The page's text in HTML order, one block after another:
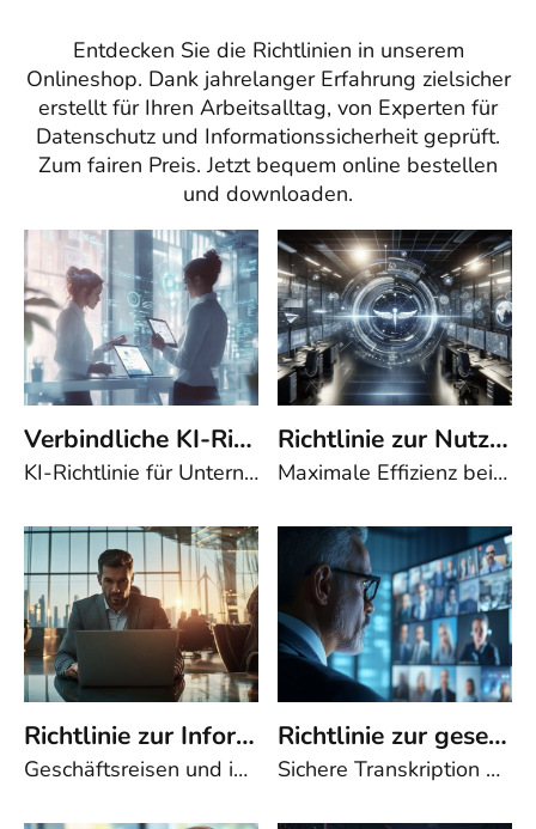
Entdecken Sie die Richtlinien in unserem
Onlineshop. Dank jahrelanger Erfahrung zielsicher
erstellt für Ihren Arbeitsalltag, von Experten für
Datenschutz und Informationssicherheit geprüft.
Zum fairen Preis. Jetzt bequem online bestellen
und downloaden.
Verbindliche KI-Richtlinie gemäß KI-Verordnung (2025) | 00053
KI-Richtlinie für Unternehmen: Sicherheit, Compliance und Effizienz bei der Nutzung künstlicher IntelligenzKünstliche Intelligenz (KI) verändert Geschäftsprozesse grundlegend – von der Datenanalyse über automatisierte Entscheidungen bis hin zur Unterstützung im Kundenservice. Doch mit den Chancen kommen auch rechtliche, sicherheitstechnische und ethische Herausforderungen. Unsere KI-Richtlinie hilft Unternehmen, den Einsatz von KI systematisch zu steuern, Risiken zu minimieren und die Anforderungen aus KI-Verordnung, DSGVO, NIS2 und ISO 27001:2022 zu erfüllen. KI-Richtlinie in zwei Fassungen: Langfassung, Kurzfassung 🔹 Kompakte Richtlinie – Die Kurzfassung ist prägnant und auf das Wesentliche konzentriert. Perfekt für Unternehmen, die klare Vorgaben ohne umfangreiche Details benötigen. 🔹 Ausführliche Richtlinie – Die Langfassung enthält detaillierte Vorgaben mit umfangreichen Erläuterungen, Praxisbeispielen und konkreten Maßnahmen. Ideal für Unternehmen, die umfassend und möglichst rechtssicher regeln wollen. Sie erhalten beide Versionen in einem Download und wählen die für Ihr Unternehmen passende.🔹 KI-Risikostufen mit Praxisbeispielen – Außerdem enthalten: Anlage 1: KI-Risikostufen mit Praxisbeispielen. Diese Anlage erläutert die KI-Risikostufen gemäß der KI-Verordnung (AI Act) und enthält praxisnahe Beispiele sowie empfohlene Maßnahmen. Sie dient als Leitfaden zur Einstufung von KI-Systemen und unterstützt eine sichere, regelkonforme Nutzung. Inhalt der KI-Richtlinie ✔ Geltungsbereich & Begriffsdefinitionen – Klare Regeln für alle Beteiligten ✔ Planung und Risikobewertung – Einstufung nach der KI-Verordnung: Hochrisiko, begrenzt riskant oder minimales Risiko ✔ Sicherheitsmaßnahmen – Schutz vor Datenverlust, Manipulation und Fehlentscheidungen ✔ Betrieb & Verantwortung – Festlegung von Zuständigkeiten für Nutzung, Wartung und Compliance ✔ Überprüfung & Auditierung – Interne und externe Audits zur Sicherstellung der Regelkonformität ✔ Management von Sicherheitsvorfällen – Prozesse zur schnellen Reaktion und Business Continuity ✔ Besondere Anforderungen für Microsoft Copilot – Datenschutzkonforme Nutzung von KI in Microsoft-Anwendungen ✔ Schulungen & Sensibilisierung – Verpflichtende Weiterbildungen für Mitarbeitende Warum diese Richtlinie unverzichtbar ist Rechtssicherheit: Die KI-Richtlinie erfüllt regulatorische Vorgaben und reduziert Haftungsrisiken. Datenschutz & Sicherheit: Die KI-Richtlinie schafft klare Regeln für den Schutz sensibler Informationen. Effiziente KI-Nutzung: Die KI-Richtlinie unterstützt definierte Prozesse zur sicheren und effektiven Integration von KI. Vermeidung von Compliance-Verstößen: Die KI-Richtlinie ist die ideale Grundlage für Auditierung, Monitoring und Schulungen. Format: Word-Dokument (.docx)Umfang: ca. 29 Seiten (Langfassung), ca. 4 Seiten (Kurzfassung), ca. 2 Seiten (Anlage)
Richtlinie zur Nutzung von Microsoft Copilot in Microsoft 365 (2025) | 00026
Maximale Effizienz bei höchster Sicherheit – Ihre Grundlage für den datenschutzkonformen Einsatz von Microsoft CopilotDie Richtlinie zur Nutzung von Microsoft Copilot in Microsoft 365 bietet Unternehmen eine klare und strukturierte Grundlage, um die Vorteile dieser leistungsstarken KI-Technologie optimal und sicher zu nutzen. Ob für die Enterprise-Version oder Version 3.5: Diese Richtlinie gewährleistet, dass Ihre Mitarbeitenden effizient mit Copilot arbeiten, ohne dabei die Einhaltung gesetzlicher Datenschutzvorgaben wie DSGVO und DIN ISO 9001 zu gefährden.Warum diese Richtlinie unverzichtbar ist:Die Richtlinie deckt zentrale Aspekte der sicheren Copilot-Nutzung ab und minimiert Risiken durch klare Vorgaben und Regelungen. Besonders bei der Version 3.5, bei der verarbeitete Daten ins KI-Training einfließen, stellt die Richtlinie sicher, dass sensible Informationen wie Kunden-, Mitarbeiter- oder Gesundheitsdaten geschützt bleiben. Mit strengen Nutzungsrichtlinien, Zugangskontrollen und Compliance-Vorgaben schützt sie Unternehmen vor rechtlichen und finanziellen Konsequenzen.Ihre Vorteile auf einen Blick:Effizienzsteigerung: Copilot beschleunigt Routineaufgaben und komplexe Prozesse, spart Zeit und senkt operative Kosten.Fehlervermeidung: Kontextbezogene Vorschläge und Kontrollhinweise unterstützen die Mitarbeitenden und sorgen für hohe Qualität.Datenschutzkonformität: Klare Vorgaben zur Nutzung und technische Überprüfungen sichern den rechtskonformen Einsatz.Kreativität fördern: Mitarbeitende können sich auf kreative und strategische Aufgaben konzentrieren, während Copilot Routineaufgaben übernimmt.Kundensicherheit: Durch transparente Richtlinien und sicheren Datenumgang stärken Unternehmen das Vertrauen von Kunden und Partnern.Zentrale Inhalte der Richtlinie:Die Richtlinie beschreibt detailliert:Nutzungsvorgaben für Microsoft Copilot in Word, Excel, PowerPoint und Outlook.Schutzmaßnahmen wie Data Loss Prevention (DLP)-Richtlinien, Zugriffskontrollen und Conditional Access Policies.Regelungen zu Mitarbeiterschulungen und technischen Überprüfungen, um ein hohes Sicherheitsniveau zu gewährleisten.Arbeiten Sie sicher und innovativ:Mit dieser Richtlinie profitieren Sie von der Innovationskraft der KI, während Sie rechtliche und betriebliche Risiken unter Kontrolle halten. Laden Sie die Richtlinie jetzt herunter und starten Sie den sicheren und effizienten Einsatz von Microsoft Copilot in Ihrem Unternehmen. Optional bieten wir Ihnen professionelle Beratung an, um die Richtlinie individuell auf die Anforderungen Ihres Unternehmens abzustimmen.Format: Word-Dokument (.docx)Umfang: ca. 3,5 Seiten
Richtlinie zur Informationssicherheit auf Auslandsreisen (2025) | 00043
Geschäftsreisen und ihre Risiken für die IT-SicherheitGeschäftsreisen sind für viele Unternehmen essenziell – doch sie bergen erhebliche Risiken für die Informationssicherheit. Ohne klare Vorgaben drohen unbemerkte Gefahren, die für Unternehmen gravierende Folgen haben können:Verlust oder Diebstahl von Geräten – Ein Laptop oder Smartphone ist schnell entwendet oder geht verloren. Ohne angemessene Schutzmaßnahmen kann dies zu Datenverlust oder Industriespionage führen.Angriffe über öffentliche Netzwerke – Unsichere WLANs in Hotels, Flughäfen oder Cafés sind ein beliebtes Ziel für Cyberkriminelle, die Passwörter und vertrauliche Daten abfangen.Phishing und Social Engineering – In fremden Umgebungen sind Mitarbeitende anfälliger für betrügerische E-Mails, manipulierte Hotelnetzwerke oder gezielte Gespräche zur Informationsgewinnung.Spionage durch KI-gestützte Angriffe – Moderne Technologien ermöglichen es, Gespräche unbemerkt aufzuzeichnen oder täuschend echte Identitätsfälschungen zu erstellen.Manipulation von Geräten – Laptops und Smartphones können während eines Aufenthalts im Ausland unbemerkt kompromittiert werden, um später Schaden im Unternehmensnetzwerk anzurichten.Diese Risiken betreffen Unternehmen jeder Branche und Größe – und oft wird erst im Nachhinein erkannt, wie vermeidbar sie gewesen wären.Die Lösung: Eine eindeutige Richtlinie, die schütztUnsere Richtlinie zur Informationssicherheit auf Auslandsreisen bietet genau die Schutzmaßnahmen, die Unternehmen und Mitarbeitende brauchen:Vor der Reise: Klare Genehmigungsprozesse, verpflichtende Sicherheitsbriefings, technische Absicherung von Geräten und Netzwerken.Während der Reise: Verhaltensregeln für sichere WLAN-Nutzung, physischer Geräteschutz, Maßnahmen zur Prävention von Social-Engineering-Angriffen.Nach der Reise: IT-Prüfung der Geräte, Passwortänderungen, Meldung und Dokumentation von Sicherheitsvorfällen.Die Umsetzung dieser Richtlinie reduziert und verhindert gezielt die oben genannten Bedrohungen und sorgt für ein Sicherheitsniveau, das Geschäftsreisen kalkulierbar macht.Orientierung für alle, die es richtig machen wollenViele Mitarbeitende wollen Sicherheitsvorgaben einhalten, brauchen aber klare, verständliche Regeln. Diese Richtlinie gibt ihnen genau das – eine verlässliche Orientierung, an der sie sich jederzeit orientieren können.Für die Geschäftsleitung bedeutet die Einführung dieser Richtlinie, dass alles Erforderliche getan wurde, um Risiken zu minimieren. Sollte dennoch ein Vorfall eintreten, kann belegt werden, dass alle relevanten Maßnahmen getroffen wurden. Damit schafft das Unternehmen nicht nur Sicherheit, sondern auch Rechtssicherheit.Ein starkes Unternehmen erkennt Verantwortung – und kann stolz darauf seinEine solide Sicherheitsrichtlinie ist nicht nur eine Notwendigkeit, sondern ein Zeichen von Professionalität und Verantwortungsbewusstsein. Unternehmen, die klare Regelungen implementieren und umsetzen, können darauf stolz sein:Mitarbeitende fühlen sich sicherer, weil sie genau wissen, was zu tun ist.Die Geschäftsleitung übernimmt Verantwortung, indem sie präventiv schützt und Vorgaben schafft.Das Unternehmen stärkt seine Reputation, indem es professionelles Risikomanagement zeigt.Schnell anpassbar und günstig verfügbarDiese Richtlinie ist bewusst so formuliert, dass sie schnell und einfach an die individuellen Gegebenheiten eines Unternehmens angepasst werden kann. Sie enthält alle relevanten Vorgaben, ist klar strukturiert und spart Zeit und Ressourcen.Jetzt erwerben und Ihr Unternehmen sicherer machen!Sichern Sie Ihr Unternehmen ab – laden Sie die Richtlinie jetzt herunter und minimieren Sie Risiken!Format: Word-Dokument (.docx)Umfang: ca. 4 Seiten
Richtlinie zur gesetzeskonformen Nutzung der Transkriptionsfunktion in Microsoft Teams (2025) | 00057
Sichere Transkription bei maximaler Compliance – Datenschutzkonforme Nutzung der automatischen VerschriftlichungDie Transkriptionsfunktion in Microsoft Teams erleichtert die Protokollierung von Besprechungen, erhöht die Barrierefreiheit und unterstützt die Dokumentation von Geschäftsprozessen. Doch die automatische Umwandlung von Sprache in Text birgt erhebliche Risiken in Bezug auf Datenschutz, Informationssicherheit und Compliance. Diese Richtlinie stellt sicher, dass Ihr Unternehmen die Funktion rechtssicher, organisatorisch geregelt und technisch abgesichert nutzen kann – ohne Verstöße gegen DSGVO, AI Act, NIS2 oder ISO/IEC 27001. Warum diese Richtlinie unverzichtbar ist Die Nutzung von Transkriptionsfunktionen kann schnell zu Datenschutzverletzungen und rechtlichen Konsequenzen führen. Unternehmen benötigen daher klare Vorgaben, um personenbezogene und vertrauliche Daten zu schützen. Die Richtlinie zur gesetzeskonformen Nutzung der Transkriptionsfunktion in Microsoft Teams definiert verbindliche Regeln für die gesetzeskonforme, sichere und transparente Nutzung der Transkription in Microsoft Teams und verhindert ungewollte Risiken. Ihre Vorteile auf einen Blick Rechtssicherheit: Klare Vorgaben für die Einhaltung von Datenschutz- und Sicherheitsstandards wie DSGVO, AI Act und NIS2.Schutz sensibler Daten: Vorgaben zur Speicherung, Zugriffsbeschränkung und Verschlüsselung von Transkriptionen.Vermeidung von Compliance-Verstößen: Konkrete Prozesse zur Risikobewertung, Genehmigung und Kontrolle.Transparenz & Dokumentation: Pflicht zur Kennzeichnung transkribierter Meetings und Informationspflichten für Teilnehmende.Betriebsratskonformität: Klärung arbeitsrechtlicher Anforderungen und ggf. Betriebsvereinbarung.Schulungs- und Sensibilisierungskonzept: Verpflichtende Schulungen zur sicheren Nutzung und wiederkehrende Sensibilisierung. Zentrale Inhalte der Richtlinie Die Richtlinie definiert umfassend: Einsatzregeln für Microsoft Teams Transkription: Wer darf wann und unter welchen Bedingungen transkribieren?Zuständigkeiten und Genehmigungsprozesse: Klare Verantwortlichkeiten für IT, Datenschutzbeauftragte, Führungskräfte und Mitarbeitende.Technische und organisatorische Maßnahmen: Zugriffsbeschränkungen, Audit-Logs, Verschlüsselung und sichere Speicherung.Schutzmaßnahmen gegen Fehlverhalten: Meldepflichten, Eskalationsmechanismen und Sanktionen bei Verstößen.Erstellung und Verwaltung von Einwilligungen: Vorlagen zur rechtskonformen Zustimmung betroffener Personen.Business Continuity & Notfallmaßnahmen: Backup-Strategien und Maßnahmen im Falle von Sicherheitsvorfällen.Auf Wunsch: Die Transkriptions-Richtlinie in der ausführlichen LangfassungBeim Kauf erhalten Sie die kompakte Richtlinie zur gesetzeskonformen Nutzung der Transkriptionsfunktion in Microsoft Teams zum Download. Sie benötigen die Richtlinie in der ausführlichen Fassung? Nach dem Erwerb der Kurzfassung stellen wir sie Ihnen gerne kostenlos zur Verfügung – melden Sie sich bei uns! 🔹 Kompakte Richtlinie – Die Kurzfassung ist prägnant und auf das Wesentliche konzentriert. Perfekt für Unternehmen, die klare Vorgaben ohne umfangreiche Details benötigen. 🔹 Ausführliche Richtlinie – Die Langfassung enthält detaillierte Vorgaben mit umfangreichen Erläuterungen, Praxisbeispielen und konkreten Maßnahmen. Ideal für Unternehmen, die umfassend und möglichst rechtssicher regeln wollen. Arbeiten Sie rechtssicher und effizient Mit dieser Richtlinie können Unternehmen die Vorteile der Transkription nutzen, ohne rechtliche oder sicherheitstechnische Risiken einzugehen. Laden Sie die Richtlinie jetzt herunter und sorgen Sie für einen strukturierten und gesetzeskonformen Einsatz der Transkriptionsfunktion in Microsoft Teams.Format: Word-Dokument (.docx) Umfang: ca. 4,5 Seite